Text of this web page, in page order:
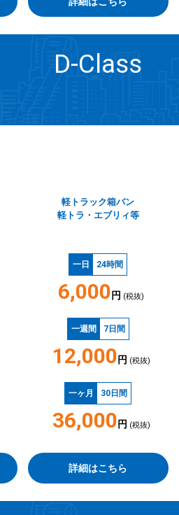
D-Class
軽トラック箱バン
軽トラ・エブリィ等
一日 24時間
6,000 円 (税抜)
一週間 7日間
12,000 円 (税抜)
一ヶ月 30日間
36,000 円 (税抜)
詳細はこちら